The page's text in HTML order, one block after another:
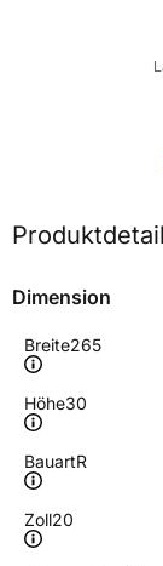
Dimension
Breite265
Höhe30
BauartR
Zoll20